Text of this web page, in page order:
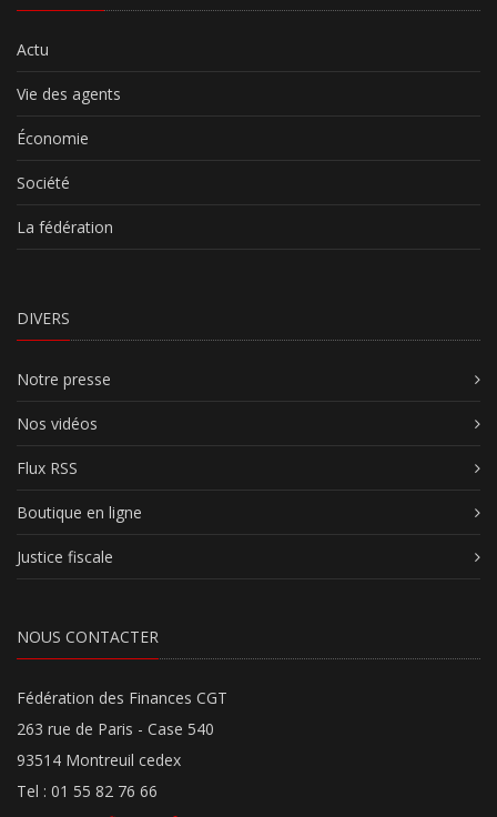
Actu
Vie des agents
Économie
Société
La fédération
DIVERS
Notre presse
Nos vidéos
Flux RSS
Boutique en ligne
Justice fiscale
NOUS CONTACTER
Fédération des Finances CGT
263 rue de Paris - Case 540
93514 Montreuil cedex
Tel : 01 55 82 76 66